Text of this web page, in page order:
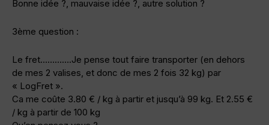
Bonne idée ?, mauvaise idée ?, autre solution ?
3ème question :
Le fret………….Je pense tout faire transporter (en dehors
de mes 2 valises, et donc de mes 2 fois 32 kg) par
« LogFret ».
Ca me coûte 3.80 € / kg à partir et jusqu’à 99 kg. Et 2.55 €
/ kg à partir de 100 kg